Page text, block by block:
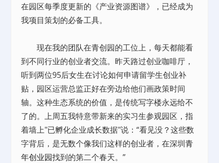
在园区每季度更新的《产业资源图谱》，已经成为
我项目策划的必备工具。
现在我的团队在青创园的工位上，每天都能看
到不同行业的创业者交流。昨天路过创业咖啡厅，
听到两位95后女生在讨论如何申请留学生创业补
贴，园区运营总监正好在旁边给他们画政策时间
轴。这种生态系统的价值，是传统写字楼永远给不
了的。上周五我特意带新来的实习生参观园区，指
着墙上"已孵化企业成长数据"说：“看见没？这些数
字背后，是无数个像我们这样的创业者，在深圳青
年创业园找到的第二个春天。”